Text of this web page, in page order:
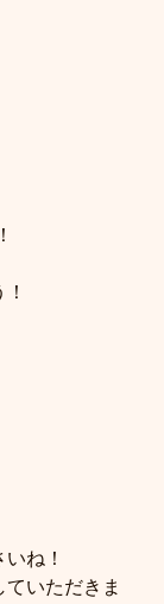
ね！
いただきま